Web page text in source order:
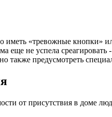
иметь «тревожные кнопки»
еще не успела
также предусмотреть
от присутствия в доме